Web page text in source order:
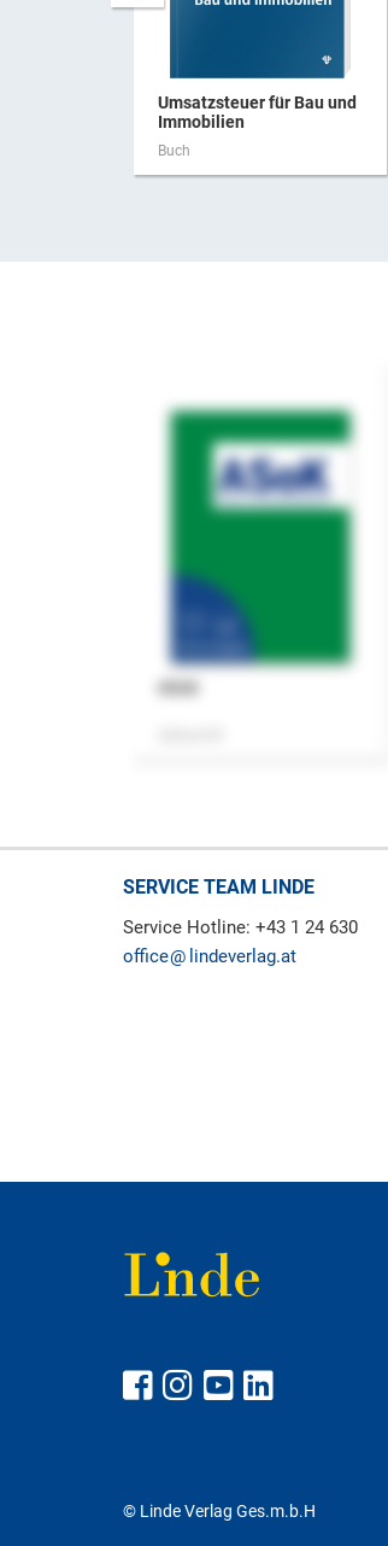
Umsatzsteuer für Bau und
Immobilien
Buch
SERVICE TEAM LINDE
Service Hotline: +43 1 24 630
office
lindeverlag.at
© Linde Verlag Ges.m.b.H